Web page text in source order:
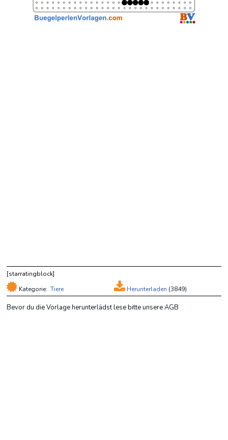
[starratingblock]
Herunterladen (3849)
Kategorie: Tiere
Bevor du die Vorlage herunterlädst lese bitte unsere AGB